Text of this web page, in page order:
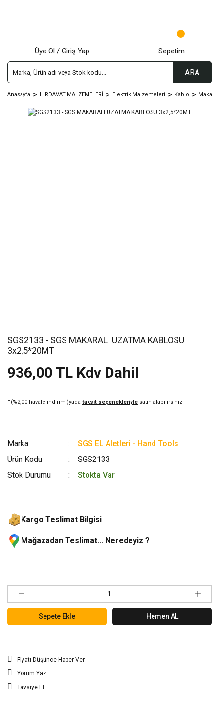
ARA
Üye Ol / Giriş Yap Sepetim
Anasayfa HIRDAVAT MALZEMELERİ Elektrik Malzemeleri Kablo
SGS2133 - SGS MAKARALI UZATMA KABLOSU
3x2,5*20MT
936,00 TL Kdv Dahil
(%2,00 havale indirimi)yada taksit seçenekleriyle satın alabilirsiniz
Marka
SGS EL Aletleri - Hand Tools
Ürün Kodu
SGS2133
Stok Durumu
Stokta Var
Kargo Teslimat Bilgisi
Mağazadan Teslimat... Neredeyiz ?
Sepete Ekle Hemen AL
Fiyatı Düşünce Haber Ver
Yorum Yaz
Tavsiye Et